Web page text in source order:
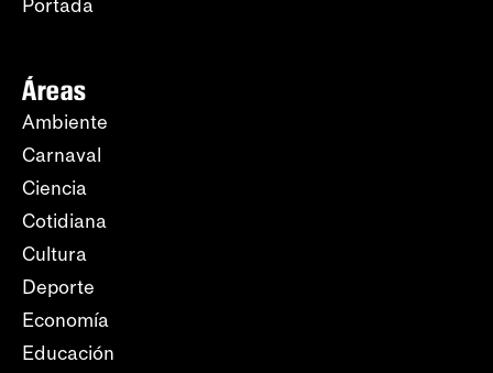
Portada
Áreas
Ambiente
Carnaval
Ciencia
Cotidiana
Cultura
Deporte
Economía
Educación